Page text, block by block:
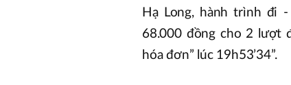
Hạ Long, hành trình đi
68.000 đồng cho 2 lượt
hóa đơn” lúc 19h53’34”.